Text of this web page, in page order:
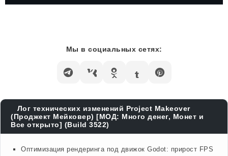
Мы в социальных сетях:
Лог технических изменений Project Makeover
(Проджект Мейковер) [МОД: Много денег, Монет и
Все открыто] (Build 3522)
Оптимизация рендеринга под движок Godot: прирост FPS